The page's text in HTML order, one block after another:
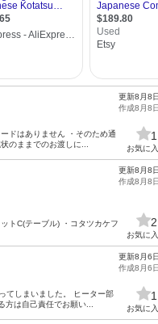
ドはありません ・そのため通
のままでのお渡しに...
更新8月8日
作成8月8日
1
お気に
トC(テーブル) ・コタツカケフ
更新8月8日
作成8月8日
2
お気に
てしまいました。 ヒーター部
は自己責任でお願い...
更新8月6日
作成8月6日
1
お気に